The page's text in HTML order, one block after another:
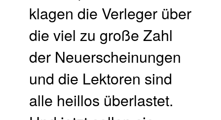
klagen die Verleger über
die viel zu große Zahl
der Neuerscheinungen
und die Lektoren sind
alle heillos überlastet.